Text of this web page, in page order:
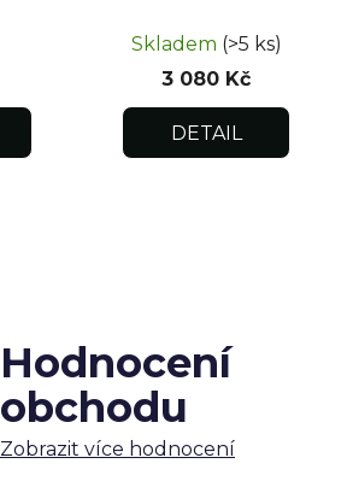
Skladem (>5 ks)
3 080 Kč
DETAIL
Hodnocení
obchodu
Zobrazit více hodnocení